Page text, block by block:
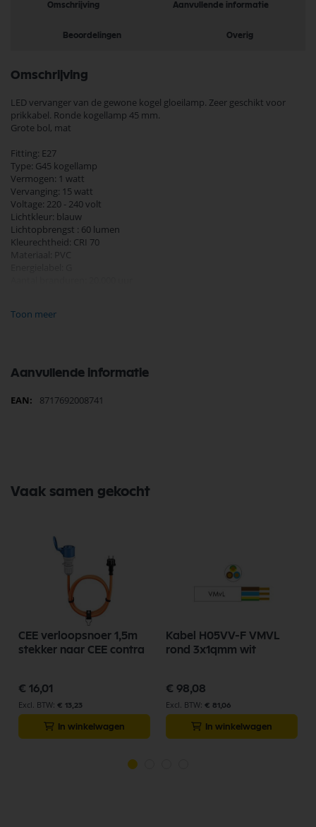
Omschrijving Aanvullende informatie
Beoordelingen Overig
Omschrijving
LED vervanger van de gewone kogel gloeilamp. Zeer geschikt voor
prikkabel. Ronde kogellamp 45 mm.
Grote bol, mat
Fitting: E27
Type: G45 kogellamp
Vermogen: 1 watt
Vervanging: 15 watt
Voltage: 220 - 240 volt
Lichtkleur: blauw
Lichtopbrengst : 60 lumen
Kleurechtheid: CRI 70
Materiaal: PVC
Diameter 45 mm
Toon meer
Aanvullende informatie
Meer
8717692008741
Vaak samen gekocht
CEE verloopsnoer 1,5m
stekker naar CEE contra
€ 16,01
€ 13,23
In winkelwagen
Kabel H05VV-F VMVL
rond 3x1qmm wit
€ 98,08
€ 81,06
In winkelwagen